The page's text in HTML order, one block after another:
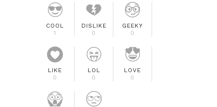
COOL
1
DISLIKE
0
GEEKY
0
LIKE
0
LOL
0
LOVE
0